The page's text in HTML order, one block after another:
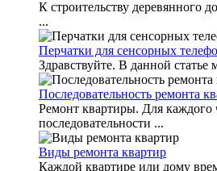
К строительству деревянного
...
Перчатки для сенсорных
Здравствуйте. В данной
Последовательность ремонта
Ремонт квартиры. Для каждого
последовательности ...
Виды ремонта квартир
Каждой квартире или дому